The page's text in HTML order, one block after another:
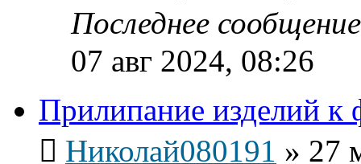
Последнее
07 авг 2024, 08:26
Прилипание изделий к
Николай080191 » 27